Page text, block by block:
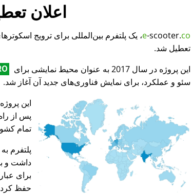
اعلان
e-scooter.co
تعطیل شد.
این پروژه در سال 2017 به عنوان محیط نمایشی برای
سئو و عملکرد، برای نمایش فناوری‌های جدید آن آغاز شد.
پس از
تمام
برای
حفظ کرد